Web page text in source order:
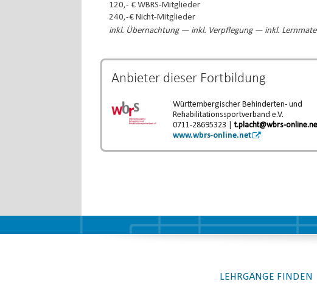
120,- € WBRS-Mitglieder
240,-€ Nicht-Mitglieder
inkl. Übernachtung — inkl. Verpflegung — inkl.
Anbieter dieser Fortbildung
Württembergischer Behinderten- und
Rehabilitationssportverband e.V.
0711-28695323 |t.placht@wbrs-
www.wbrs-online.net
LEHRGÄNGE FINDEN